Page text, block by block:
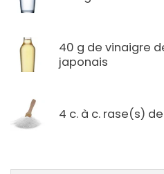
40 g de vinaigre
japonais
4 c. à c. rase(s)